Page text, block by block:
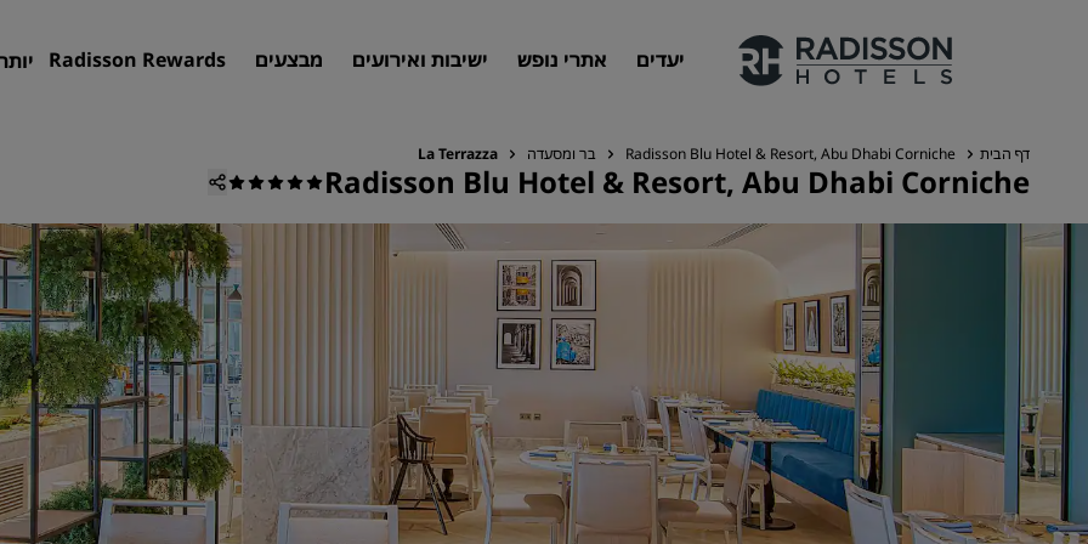
יעדים אתרי נופש ישיבות ואירועים מבצעים Radisson Rewards
המותגים שלנו
חיפוש מלון
יעדים
אתרי נופש
דירות שירות
מלונות בשדה תעופה
מלונות חדשים ושיתווספו בקרוב
פגישות ואירועים
גלו את Radisson Meetings
דף הבית Radisson Blu Hotel & Resort, Abu Dhabi Corniche בר ומסעדה La Terrazza
Radisson Blu Hotel & Resort, Abu Dhabi Corniche